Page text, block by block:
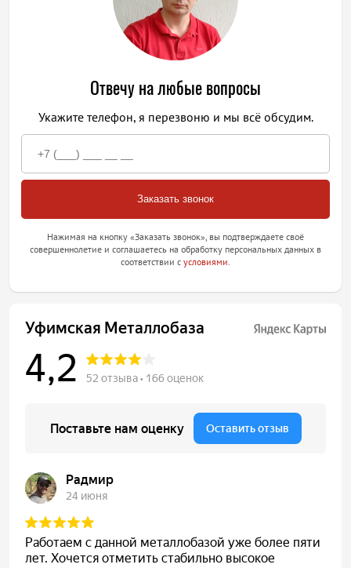
Отвечу на любые вопросы
Укажите телефон, я перезвоню и мы всё обсудим.
Нажимая на кнопку «Заказать звонок», вы подтверждаете своё
совершеннолетие и соглашаетесь на обработку персональных данных в
соответствии с условиями.